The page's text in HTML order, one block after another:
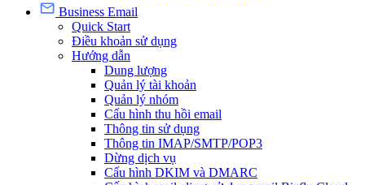
Business Email
Quick Start
Điều khoản sử dụng
Hướng dẫn
Dung lượng
Quản lý tài khoản
Quản lý nhóm
Cấu hình thu hồi email
Thông tin sử dụng
Thông tin IMAP/SMTP/POP3
Dừng dịch vụ
Cấu hình DKIM và DMARC